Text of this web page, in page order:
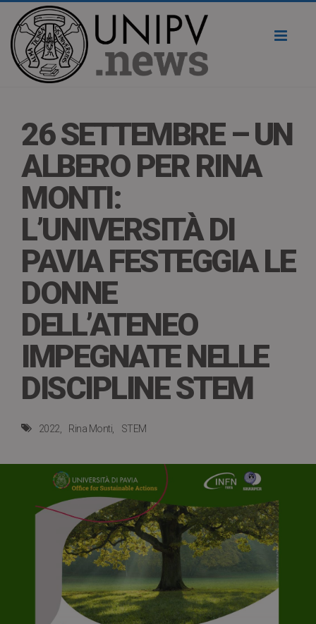
26 SETTEMBRE – UN
ALBERO PER RINA
MONTI:
L’UNIVERSITÀ DI
PAVIA FESTEGGIA LE
DONNE
DELL’ATENEO
IMPEGNATE NELLE
DISCIPLINE STEM
2022 Rina Monti STEM